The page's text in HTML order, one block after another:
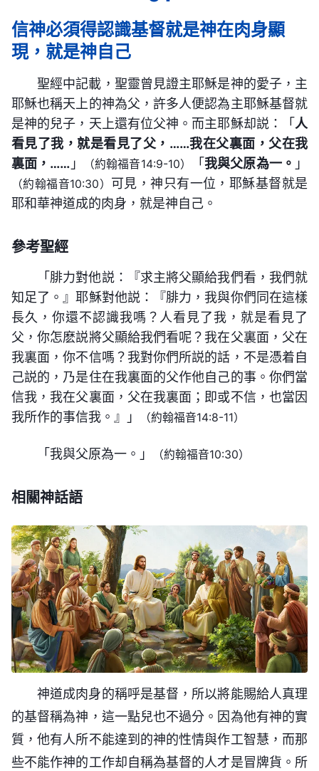
信神必須得認識基督就是神在肉身顯
現，就是神自己
聖經中記載，聖靈曾見證主耶穌是神的愛子，主
耶穌也稱天上的神為父，許多人便認為主耶穌基督就
是神的兒子，天上還有位父神。而主耶穌却説：「 人
看見了我，就是看見了父，……我在父裏面，父在我
裏面，…… 」 （約翰福音14:9-10） 「 我與父原為一。 」
（約翰福音10:30） 可見，神只有一位，耶穌基督就是
耶和華神道成的肉身，就是神自己。
參考聖經
「腓力對他説：『求主將父顯給我們看，我們就
知足了。』耶穌對他説：『腓力，我與你們同在這樣
長久，你還不認識我嗎？人看見了我，就是看見了
父，你怎麽説將父顯給我們看呢？我在父裏面，父在
我裏面，你不信嗎？我對你們所説的話，不是憑着自
己説的，乃是住在我裏面的父作他自己的事。你們當
信我，我在父裏面，父在我裏面；即或不信，也當因
我所作的事信我。』」
（約翰福音14:8-11）
「我與父原為一。」 （約翰福音10:30）
相關神話語
神道成肉身的稱呼是基督，所以將能賜給人真理
的基督稱為神，這一點兒也不過分。因為他有神的實
質，他有人所不能達到的神的性情與作工智慧，而那
些不能作神的工作却自稱為基督的人才是冒牌貨。所